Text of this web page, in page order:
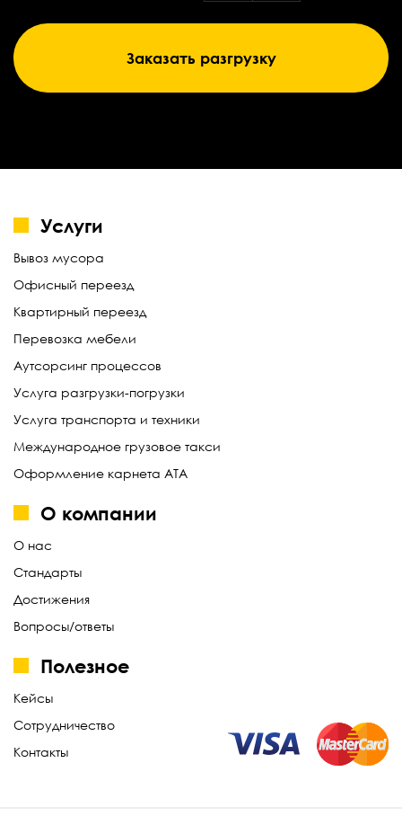
Заказать разгрузку
Услуги
Вывоз мусора
Офисный переезд
Квартирный переезд
Перевозка мебели
Аутсорсинг процессов
Услуга разгрузки-погрузки
Услуга транспорта и техники
Международное грузовое такси
Оформление карнета АТА
О компании
О нас
Стандарты
Достижения
Вопросы/ответы
Полезное
Кейсы
Сотрудничество
Контакты